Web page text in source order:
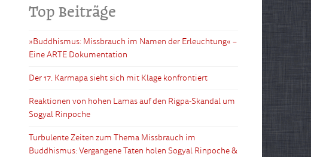
Top Beiträge
»Buddhismus: Missbrauch im Namen der Erleuchtung« –
Eine ARTE Dokumentation
Der 17. Karmapa sieht sich mit Klage konfrontiert
Reaktionen von hohen Lamas auf den Rigpa-Skandal um
Sogyal Rinpoche
Turbulente Zeiten zum Thema Missbrauch im
Buddhismus: Vergangene Taten holen Sogyal Rinpoche &